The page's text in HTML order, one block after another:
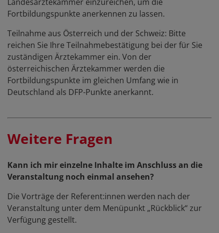
Fortbildungspunkte anerkennen zu lassen.
Teilnahme aus Österreich und der Schweiz: Bitte
reichen Sie Ihre Teilnahmebestätigung bei der für Sie
zuständigen Ärztekammer ein. Von der
österreichischen Ärztekammer werden die
Fortbildungspunkte im gleichen Umfang wie in
Deutschland als DFP-Punkte anerkannt.
Weitere Fragen
Kann ich mir einzelne Inhalte im Anschluss an die
Veranstaltung noch einmal ansehen?
Die Vorträge der Referent:innen werden nach der
Veranstaltung unter dem Menüpunkt „Rückblick“ zur
Verfügung gestellt.